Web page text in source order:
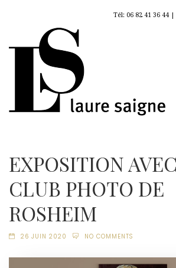
Tél: 06 82 41 36 44
EXPOSITION
CLUB PHOTO DE
ROSHEIM
26 JUIN 2020 NO COMMENTS